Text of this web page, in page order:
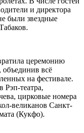
и директора
были звездные
церемонию
объединив всё
на фестивале.
Рэп-театра,
цирковые номера
великанов Санкт-
(Кукфо).